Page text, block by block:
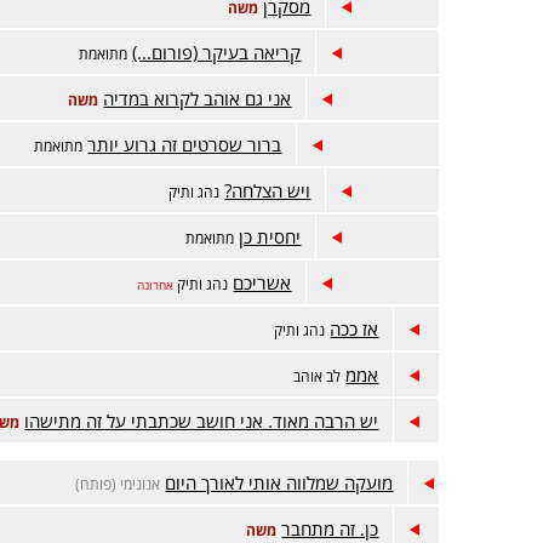
מסקרן משה
קריאה בעיקר (פורום...) מתואמת
אני גם אוהב לקרוא במדיה משה
ברור שסרטים זה גרוע יותר מתואמת
ויש הצלחה? נהג ותיק
יחסית כן מתואמת
אשריכם נהג ותיק אחרונה
אז ככה נהג ותיק
אממ לב אוהב
יש הרבה מאוד. אני חושב שכתבתי על זה מתישהו
מועקה שמלווה אותי לאורך היום אנונימי (פותח)
כן. זה מתחבר משה